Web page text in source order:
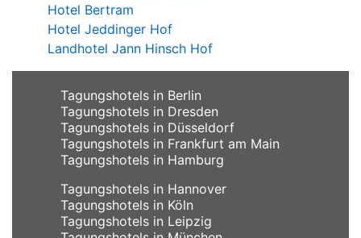
Hotel Bertram
Hotel Jeddinger Hof
Landhotel Jann Hinsch Hof
Tagungshotels in Berlin
Tagungshotels in Dresden
Tagungshotels in Düsseldorf
Tagungshotels in Frankfurt am Main
Tagungshotels in Hamburg
Tagungshotels in Hannover
Tagungshotels in Köln
Tagungshotels in Leipzig